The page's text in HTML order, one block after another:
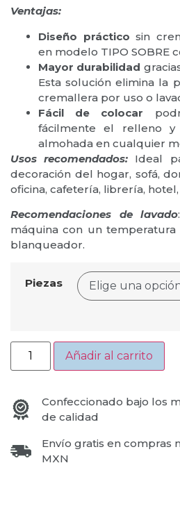
Ventajas:
Diseño práctico sin
en modelo TIPO SOBRE
Mayor durabilidad
Esta solución elimina la
cremallera por uso o
Fácil de colocar
fácilmente el relleno
almohada en cualquier
Usos recomendados: Ideal
decoración del hogar, sofá,
oficina, cafetería, librería,
Recomendaciones de lavado
máquina con un temperatura
blanqueador.
Piezas
Añadir al carrito
Confeccionado bajo los
de calidad
Envío gratis en compras
MXN